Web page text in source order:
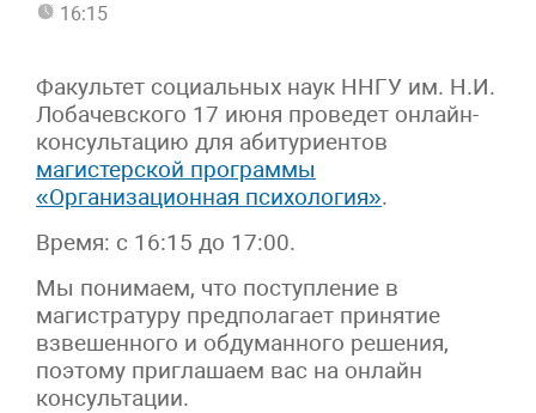
16:15
Факультет социальных наук ННГУ им. Н.И.
Лобачевского 17 июня проведет онлайн-
консультацию для абитуриентов
магистерской программы
«Организационная психология».
Время: с 16:15 до 17:00.
Мы понимаем, что поступление в
магистратуру предполагает принятие
взвешенного и обдуманного решения,
поэтому приглашаем вас на онлайн
консультации.